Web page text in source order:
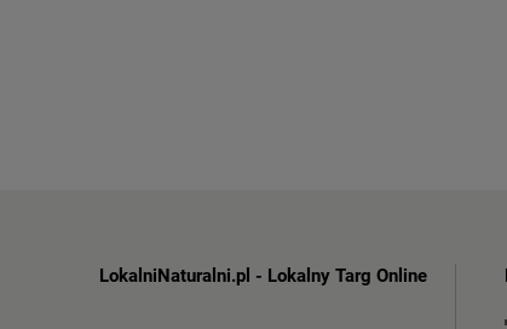
LokalniNaturalni.pl - Lokalny Targ Online